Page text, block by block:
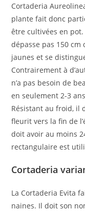
Cortaderia
plante fait donc
être cultivées en
dépasse pas 150
jaunes et se
Contrairement à
n’a pas besoin de
en seulement 2-3
Résistant au froid, il
fleurit vers la fin de
doit avoir au moins
rectangulaire est
Cortaderia
La Cortaderia Evita
naines. Il doit son